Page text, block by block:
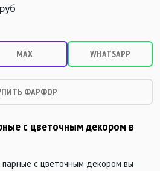
MAX WHATSAPP
ФАРФОР
с цветочным декором в
с цветочным декором вы